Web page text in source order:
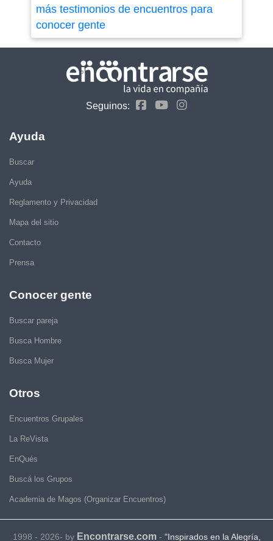
más testimonios de encuentros para
conocer gente
Seguinos:
Ayuda
Buscar
Ayuda
Reglamento y Privacidad
Mapa del sitio
Contacto
Prensa
Conocer gente
Buscar pareja
Busca Hombre
Busca Mujer
Otros
Encuentros Grupales
La ReVista
EnQués
Buscá los Grupos
Academia de Magos (Organizar Encuentros)
1998 - 2026- by Encontrarse.com- "Inspirados en la Alegría,